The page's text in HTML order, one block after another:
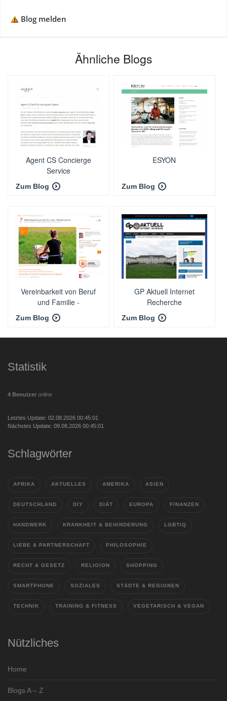
Blog melden
Ähnliche Blogs
Agent CS Concierge
Service
Zum Blog
ESYON
Zum Blog
Vereinbarkeit von Beruf
und Familie -
familienfreund KG
Zum Blog
GP Aktuell Internet
Recherche
Zum Blog
Statistik
4 Benutzer online
Letztes Update: 02.08.2026 00:45:01
Nächstes Update: 09.08.2026 00:45:01
Schlagwörter
AFRIKA AKTUELLES AMERIKA ASIEN
DEUTSCHLAND DIY DIÄT EUROPA FINANZEN
HANDWERK KRANKHEIT & BEHINDERUNG LGBTIQ
LIEBE & PARTNERSCHAFT PHILOSOPHIE
RECHT & GESETZ RELIGION SHOPPING
SMARTPHONE SOZIALES STÄDTE & REGIONEN
TECHNIK TRAINING & FITNESS VEGETARISCH & VEGAN
Nützliches
Home
Blogs A – Z